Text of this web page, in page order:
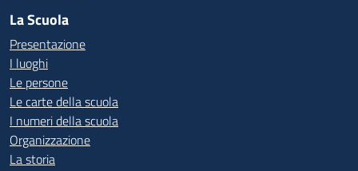
La Scuola
Presentazione
I luoghi
Le persone
Le carte della scuola
I numeri della scuola
Organizzazione
La storia